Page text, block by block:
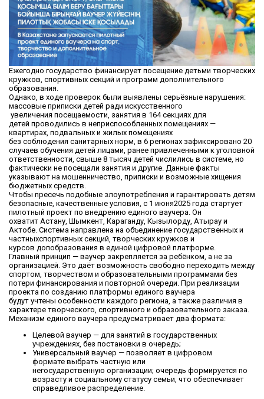
Ежегодно государство финансирует посещение детьми творческих
кружков, спортивных секций и программ дополнительного
образования.
Однако, в ходе проверок были выявлены серьёзные нарушения:
массовые приписки детей ради искусственного
увеличения посещаемости, занятия в 164 секциях для
детей проводились в неприспособленных помещениях —
квартирах, подвальных и жилых помещениях
без соблюдения санитарных норм, в 6 регионах зафиксировано 20
случаев обучения детей лицами , ранее привлеченными к уголовной
ответственности , свыше 8 тысяч детей числились в системе, но
фактически не посещали занятия и другие Данные факты
указывают на мошенничество, приписки и возможные хищения
бюджетных средств.
Чтобы пресечь подобные злоупотребления и гарантировать детям
безопасные, качественные условия, с 1 июня2025 года стартует
пилотный проект по внедрению единого ваучера . Он
охватит Астану, Шымкент, Караганду , Кызылорду , Атырау и
Актобе . Система направлена на объединение государственных и
частныхспортивных секций , творческих кружков и
курсов допобразования в единой цифровой платформе.
Главный принцип — ваучер закрепляется за ребёнком, а не за
организацией. Это даёт возможность свободно переходить между
спортом, творчеством и образовательными программами без
потери финансирования и повторной очереди. При реализации
проекта по созданию платформы единого ваучера
будут учтены особенности каждого региона, а также различия в
характере творческого, спортивного и образовательного заказа.
Механизм единого ваучера предусматривает два формата:
Целевой ваучер — для занятий в государственных
учреждениях, без постановки в очередь;
Универсальный ваучер — позволяет в цифровом
формате выбрать частную или
негосударственную организации; очередь формируется по
возрасту и социальному статусу семьи, что обеспечивает
справедливое распределение.